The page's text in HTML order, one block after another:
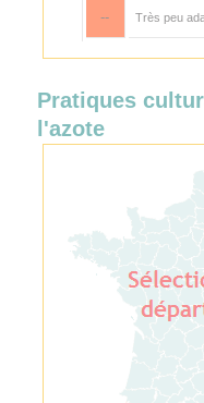
-- Très peu
Pratiques
l'azote